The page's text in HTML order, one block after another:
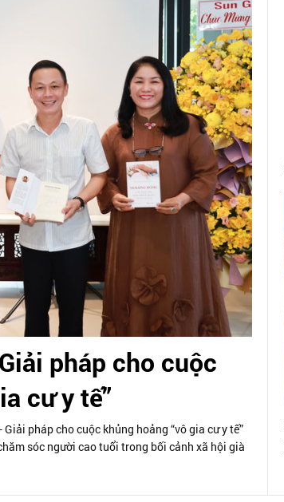
pháp cho cuộc
cư y tế”
pháp cho cuộc khủng hoảng “vô gia cư y tế”
sóc người cao tuổi trong bối cảnh xã hội già